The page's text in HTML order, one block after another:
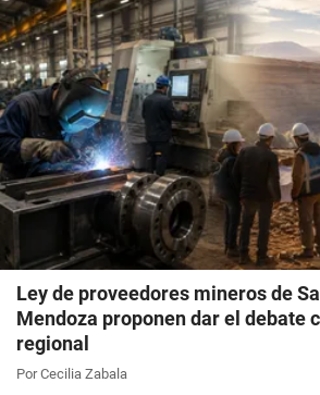
Ley de proveedores mineros de
Mendoza proponen dar el debate
regional
Por Cecilia Zabala